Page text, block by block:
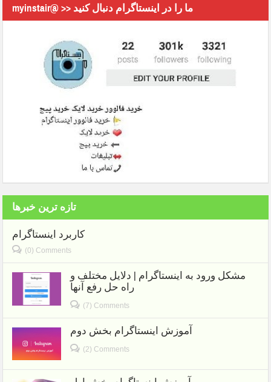
myinstair@ >> ما را در اینستاگرام دنبال کنید
تازه ترین خبرها
کاربرد اینستاگرام
(0) Comments
مشکل ورود به اینستاگرام | دلایل مختلف و
راه حل رفع آنها
(7) Comments
آموزش اینستاگرام بخش دوم
(2) Comments